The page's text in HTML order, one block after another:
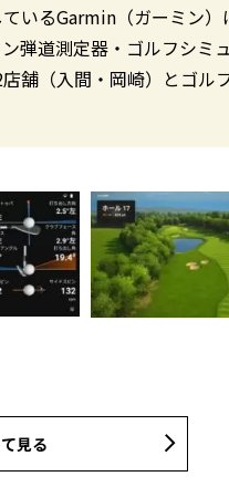
いるGarmin（ガーミン）
弾道測定器・ゴルフシミ
舗（入間・岡崎）とゴル
見る